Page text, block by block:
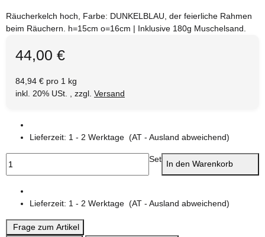
Räucherkelch hoch, Farbe: DUNKELBLAU, der feierliche Rahmen
beim Räuchern. h=15cm o=16cm | Inklusive 180g Muschelsand.
44,00 €
84,94 € pro 1 kg
inkl. 20% USt. , zzgl. Versand
Lieferzeit: 1 - 2 Werktage (AT - Ausland abweichend)
Set In den Warenkorb
Lieferzeit: 1 - 2 Werktage (AT - Ausland abweichend)
Frage zum Artikel